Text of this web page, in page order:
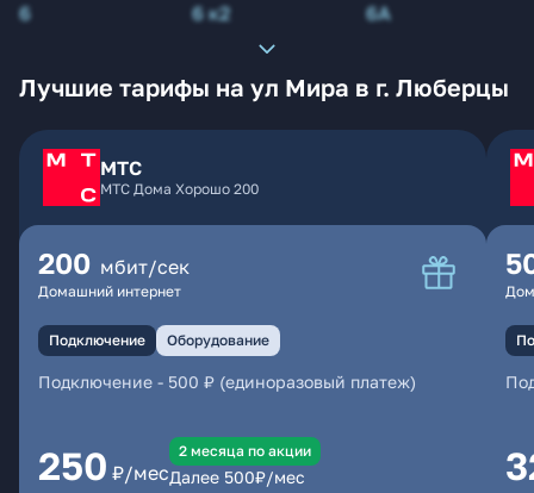
6
6 к2 6А
Лучшие тарифы на ул Мира в г. Люберцы
МТС
МТС Дома Хорошо 200
200 мбит/сек
Домашний интернет
Подключение Оборудование
Подключение - 500 ₽ (единоразовый платеж)
250 ₽/мес
2 месяцa по акции
Далее 500₽/мес